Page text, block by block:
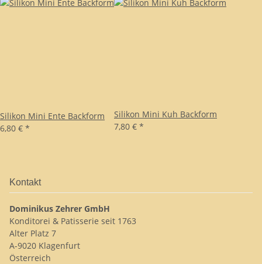
Silikon Mini Ente Backform
6,80 € *
Silikon Mini Kuh Backform
7,80 € *
Kontakt
Dominikus Zehrer GmbH
Konditorei & Patisserie seit 1763
Alter Platz 7
A-9020 Klagenfurt
Österreich